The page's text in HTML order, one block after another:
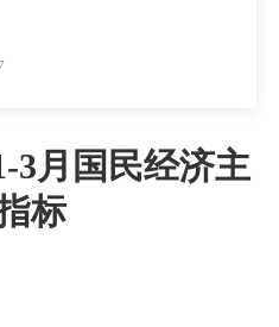
3月国民经济主
标